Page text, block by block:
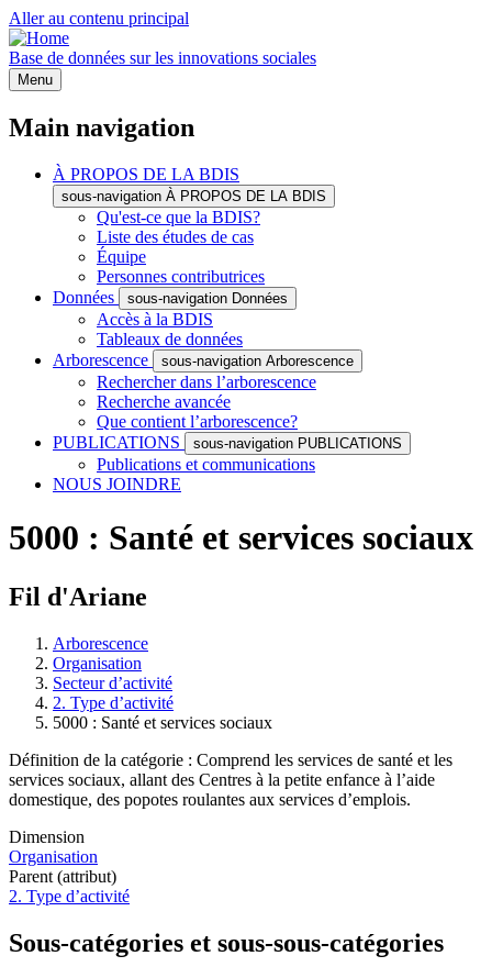
Aller au contenu principal
Base de données sur les innovations sociales
Menu
Main navigation
À PROPOS DE LA BDIS
sous-navigation À PROPOS DE LA BDIS
Qu'est-ce que la BDIS?
Liste des études de cas
Équipe
Personnes contributrices
Données
sous-navigation Données
Accès à la BDIS
Tableaux de données
Arborescence
sous-navigation Arborescence
Rechercher dans l’arborescence
Recherche avancée
Que contient l’arborescence?
PUBLICATIONS
sous-navigation PUBLICATIONS
Publications et communications
NOUS JOINDRE
5000 : Santé et services sociaux
Fil d'Ariane
Arborescence
Organisation
Secteur d’activité
2. Type d’activité
5000 : Santé et services sociaux
Définition de la catégorie : Comprend les services de santé et les
services sociaux, allant des Centres à la petite enfance à l’aide
domestique, des popotes roulantes aux services d’emplois.
Dimension
Organisation
Parent (attribut)
2. Type d’activité
Sous-catégories et sous-sous-catégories